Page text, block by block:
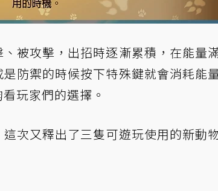
被攻擊，出招時逐漸累積，在能量
防禦的時候按下特殊鍵就會消耗能
玩家們的選擇。
次又釋出了三隻可遊玩使用的新動